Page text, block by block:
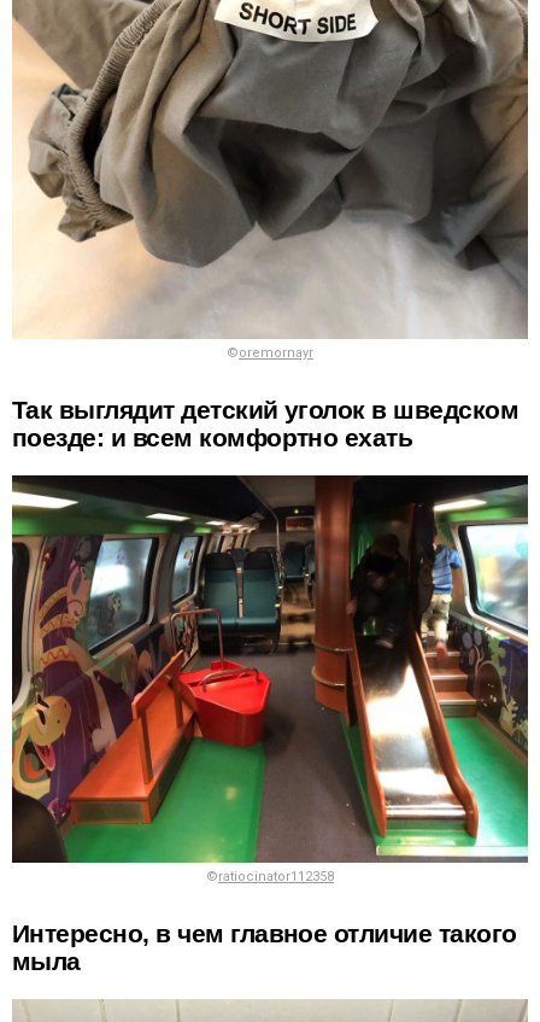
©oremornayr
Так выглядит детский уголок в шведском
поезде: и всем комфортно ехать
©ratiocinator112358
Интересно, в чем главное отличие такого
мыла